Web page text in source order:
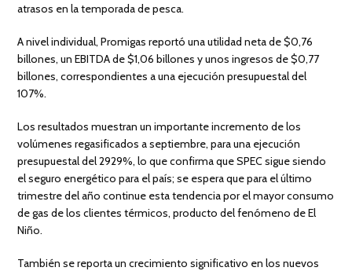
atrasos en la temporada de pesca.
A nivel individual, Promigas reportó una utilidad neta de $0,76
billones, un EBITDA de $1,06 billones y unos ingresos de $0,77
billones, correspondientes a una ejecución presupuestal del
107%.
Los resultados muestran un importante incremento de los
volúmenes regasificados a septiembre, para una ejecución
presupuestal del 2929%, lo que confirma que SPEC sigue siendo
el seguro energético para el país; se espera que para el último
trimestre del año continue esta tendencia por el mayor consumo
de gas de los clientes térmicos, producto del fenómeno de El
Niño.
También se reporta un crecimiento significativo en los nuevos